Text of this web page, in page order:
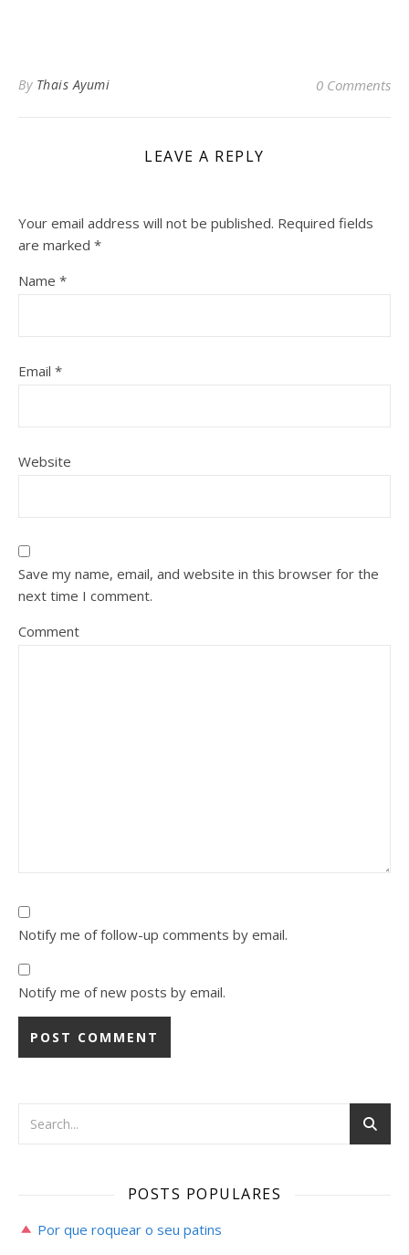
By Thais Ayumi 0 Comments
LEAVE A REPLY
Your email address will not be published. Required fields
are marked *
Name *
Email *
Website
Save my name, email, and website in this browser for the
next time I comment.
Comment
Notify me of follow-up comments by email.
Notify me of new posts by email.
POSTS POPULARES
Por que roquear o seu patins